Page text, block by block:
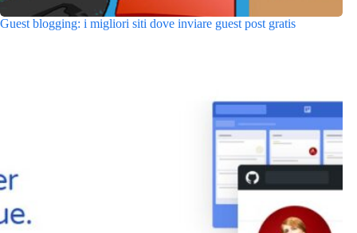
Guest blogging: i migliori siti dove inviare guest post gratis